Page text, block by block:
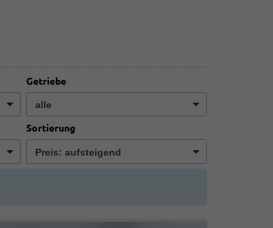
Getriebe
Sortierung